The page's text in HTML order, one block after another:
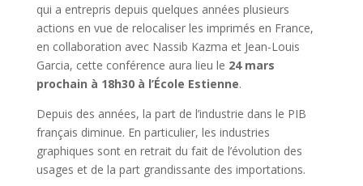
qui a entrepris depuis quelques années plusieurs
actions en vue de relocaliser les imprimés en France,
en collaboration avec Nassib Kazma et Jean-Louis
Garcia, cette conférence aura lieu le 24 mars
prochain à 18h30 à l’École Estienne.
Depuis des années, la part de l’industrie dans le PIB
français diminue. En particulier, les industries
graphiques sont en retrait du fait de l’évolution des
usages et de la part grandissante des importations.